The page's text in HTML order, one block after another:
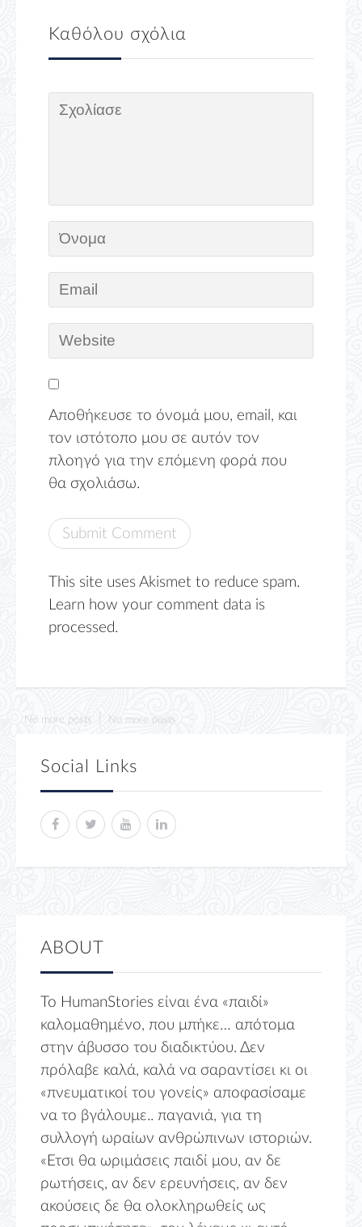
Καθόλου σχόλια
Αποθήκευσε το όνομά μου, email, και
τον ιστότοπο μου σε αυτόν τον
πλοηγό για την επόμενη φορά που
θα σχολιάσω.
This site uses Akismet to reduce spam.
Learn how your comment data is
processed.
No more posts No more posts
Social Links
ABOUT
Το HumanStories είναι ένα «παιδί»
καλομαθημένο, που μπήκε… απότομα
στην άβυσσο του διαδικτύου. Δεν
πρόλαβε καλά, καλά να σαραντίσει κι οι
«πνευματικοί του γονείς» αποφασίσαμε
να το βγάλουμε.. παγανιά, για τη
συλλογή ωραίων ανθρώπινων ιστοριών.
«Ετσι θα ωριμάσεις παιδί μου, αν δε
ρωτήσεις, αν δεν ερευνήσεις, αν δεν
ακούσεις δε θα ολοκληρωθείς ως